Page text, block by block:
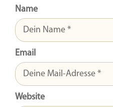
Name
Email
Website